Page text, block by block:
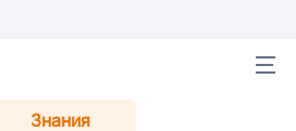
Знания